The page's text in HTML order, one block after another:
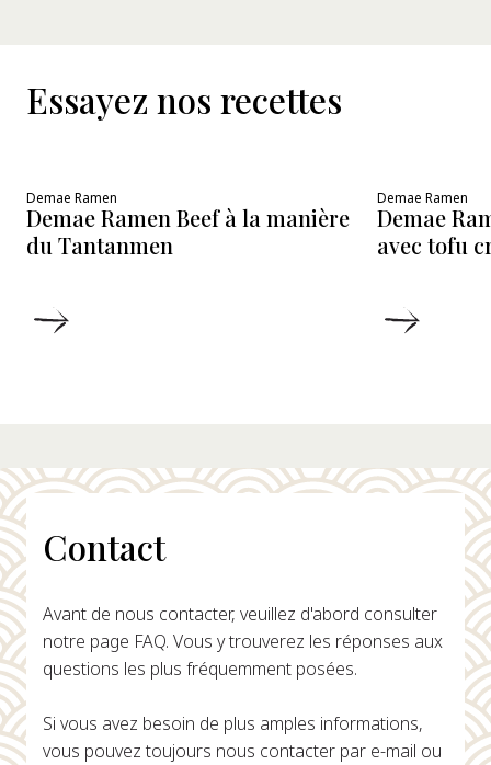
Essayez nos recettes
Demae Ramen
Demae Ramen Beef à la manière
du Tantanmen
Demae Ramen
Demae
avec tofu
Contact
Avant de nous contacter, veuillez d'abord consulter
notre page FAQ. Vous y trouverez les réponses aux
questions les plus fréquemment posées.
Si vous avez besoin de plus amples informations,
vous pouvez toujours nous contacter par e-mail ou